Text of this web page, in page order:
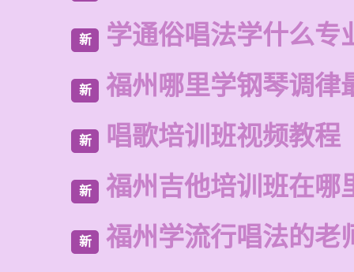
新 学通俗唱法学什么专
新 福州哪里学钢琴调律
新 唱歌培训班视频教程
新 福州吉他培训班在哪
新 福州学流行唱法的老